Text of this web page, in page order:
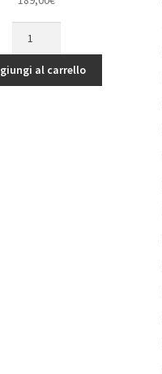
3
Pro
al carrello